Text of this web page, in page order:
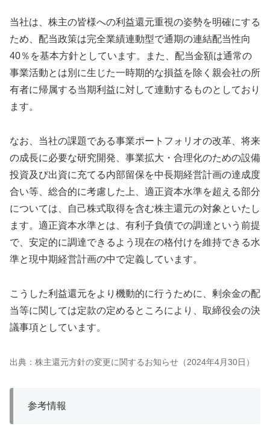
当社は、株主の皆様への利益還元重視の姿勢を明確にする
ため、配当政策は完全業績連動型で通期の連結配当性向
40％を基本方針としています。また、配当金額は通常の
事業活動とは別に生じた一時期的な損益を除く親会社の所
有者に帰属する当期利益に対して連動するものとしており
ます。
なお、当社の課題である事業ポートフォリオの改革、将来
の成長に必要な研究開発、事業拡大・合理化のための設備
投資及び出資に充てる内部留保を中長期経営計画の達成度
合い等、総合的に考慮した上、適正資本水準を超える部分
については、自己株式取得を含む株主還元の対象といたし
ます。適正資本水準とは、有利子負債での調達という前提
で、安定的に調達できるよう現在の格付けを維持できる水
準と現中期経営計画の中で定義しています。
こうした利益還元をより機動的に行うために、剰余金の配
当等に関しては定款の定めるところにより、取締役会の決
議事項としています。
出典：株主還元方針の変更に関するお知らせ（2024年4月30日）
参考情報